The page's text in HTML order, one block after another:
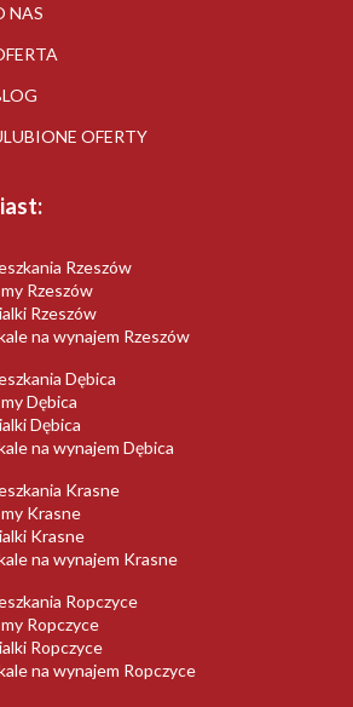
NAS
OFERTY
Rzeszów
Rzeszów
Rzeszów
na wynajem Rzeszów
Dębica
Dębica
Dębica
na wynajem Dębica
Krasne
Krasne
Krasne
na wynajem Krasne
Ropczyce
Ropczyce
Ropczyce
na wynajem Ropczyce